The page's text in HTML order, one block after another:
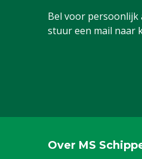
Bel voor persoonlijk
stuur een mail naar
Over MS